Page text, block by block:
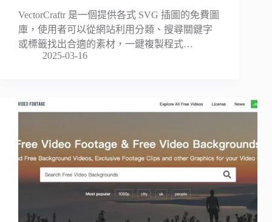
VectorCraftr 是一個提供各式 SVG 插圖的免費圖
庫，使用者可以從網站利用分類、搜尋關鍵字
或標籤找出合適的素材，一鍵複製程式…
2025-03-16